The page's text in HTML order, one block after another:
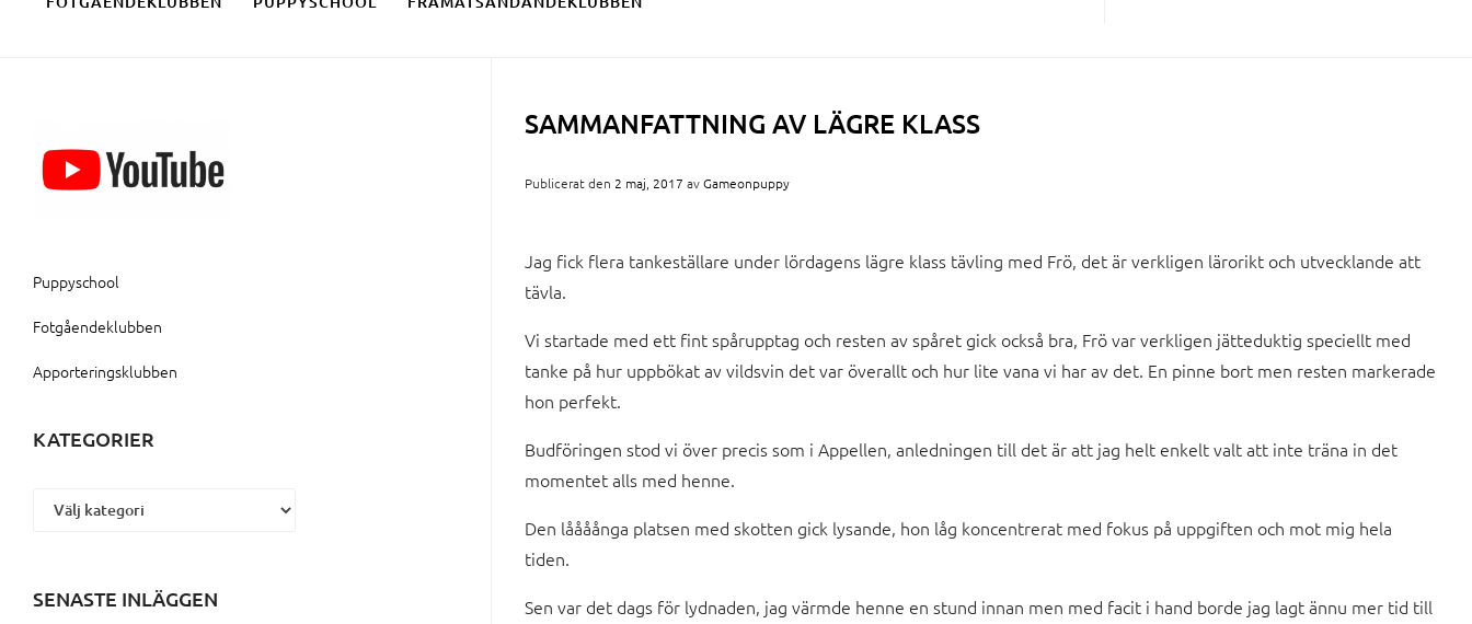
SAMMANFATTNING AV LÄGRE KLASS
Publicerat den 2 maj, 2017 avGameonpuppy
Jag fick flera tankeställare under lördagens lägre klass tävling med Frö, det är verkligen lärorikt och utvecklande att
tävla.
Vi startade med ett fint spårupptag och resten av spåret gick också bra, Frö var verkligen jätteduktig speciellt med
tanke på hur uppbökat av vildsvin det var överallt och hur lite vana vi har av det. En pinne bort men resten markerade
hon perfekt.
Budföringen stod vi över precis som i Appellen, anledningen till det är att jag helt enkelt valt att inte träna in det
momentet alls med henne.
Den låååånga platsen med skotten gick lysande, hon låg koncentrerat med fokus på uppgiften och mot mig hela
tiden.
Sen var det dags för lydnaden, jag värmde henne en stund innan men med facit i hand borde jag lagt ännu mer tid till
Puppyschool
Fotgåendeklubben
Apporteringsklubben
KATEGORIER
SENASTE INLÄGGEN